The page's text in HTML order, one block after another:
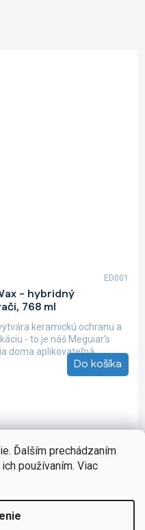
Ďalším prechádzaním
používaním. Viac
- hybridný
768 ml
Do košíka
keramickú ochranu a
- to je náš Meguiar's
doma aplikovateľná...
ED001